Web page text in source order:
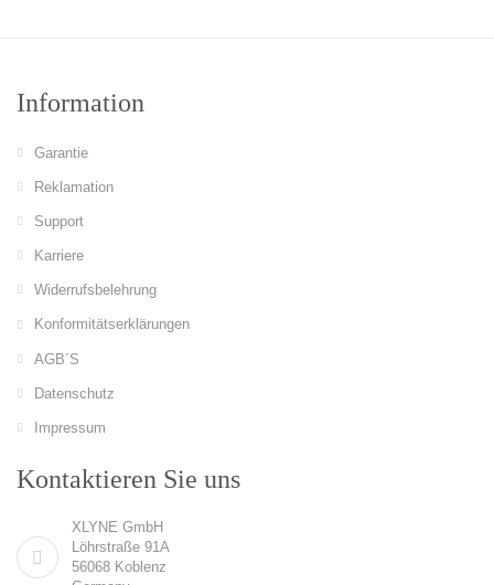
Information
Garantie
Reklamation
Support
Karriere
Widerrufsbelehrung
Konformitätserklärungen
AGB´S
Datenschutz
Impressum
Kontaktieren Sie uns
XLYNE GmbH
Löhrstraße 91A
56068 Koblenz